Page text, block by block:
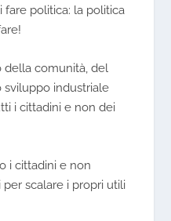
fare politica: la politica
della comunità, del
industriale
i cittadini e non dei
i cittadini e non
scalare i propri utili